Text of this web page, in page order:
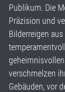
Publikum. Die
Präzision und
Bilderreigen
verschmelzen
Gebäuden, vor